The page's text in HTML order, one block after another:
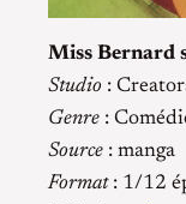
Miss Bernard
Studio :
Genre :
Source : manga
Format: 1/12